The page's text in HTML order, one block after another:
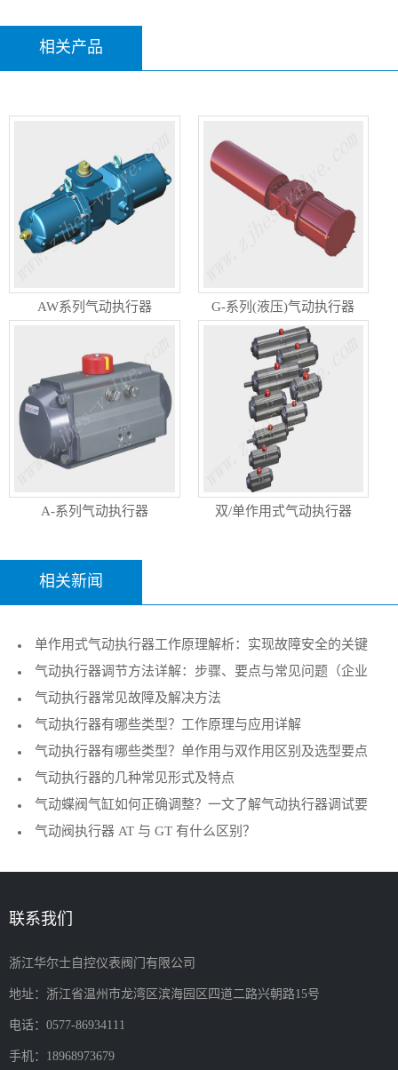
相关产品
AW系列气动执行器 G-系列(液压)气动执行器
A-系列气动执行器 双/单作用式气动执行器
相关新闻
单作用式气动执行器工作原理解析：实现故障安全的关键
执行机构
气动执行器调节方法详解：步骤、要点与常见问题（企业
技术指南）
气动执行器常见故障及解决方法
气动执行器有哪些类型？工作原理与应用详解
气动执行器有哪些类型？单作用与双作用区别及选型要点
气动执行器的几种常见形式及特点
气动蝶阀气缸如何正确调整？一文了解气动执行器调试要
点 气动阀执行器 AT 与 GT 有什么区别？
联系我们
浙江华尔士自控仪表阀门有限公司
地址：浙江省温州市龙湾区滨海园区四道二路兴朝路15号
电话：0577-86934111
手机：18968973679